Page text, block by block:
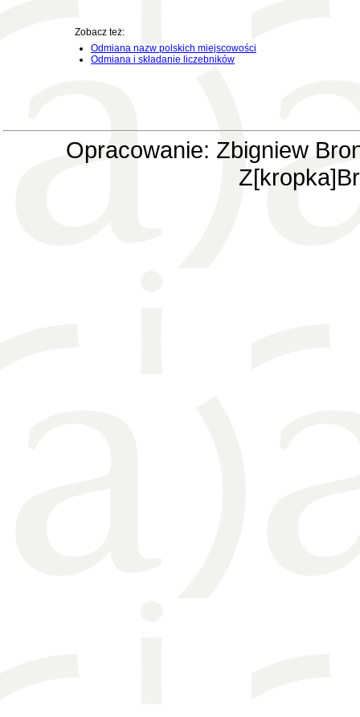
Zobacz też:
Odmiana nazw polskich miejscowości
Odmiana i składanie liczebników
Opracowanie: Zbigniew